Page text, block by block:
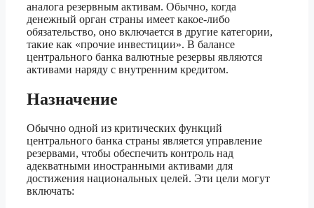
аналога резервным активам. Обычно, когда
денежный орган страны имеет какое-либо
обязательство, оно включается в другие категории,
такие как «прочие инвестиции». В балансе
центрального банка валютные резервы являются
активами наряду с внутренним кредитом.
Назначение
Обычно одной из критических функций
центрального банка страны является управление
резервами, чтобы обеспечить контроль над
адекватными иностранными активами для
достижения национальных целей. Эти цели могут
включать: